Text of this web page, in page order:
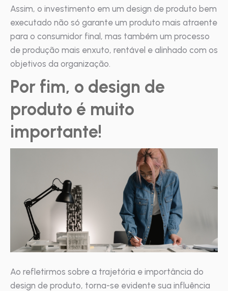
Assim, o investimento em um design de produto bem
executado não só garante um produto mais atraente
para o consumidor final, mas também um processo
de produção mais enxuto, rentável e alinhado com os
objetivos da organização.
Por fim, o design de
produto é muito
importante!
Ao refletirmos sobre a trajetória e importância do
design de produto, torna-se evidente sua influência